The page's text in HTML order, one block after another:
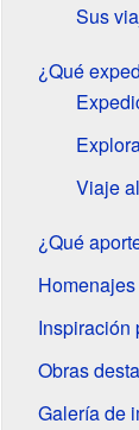
Sus
¿Qué
Viaje
¿Qué
Inspiración
Obras
Galería de